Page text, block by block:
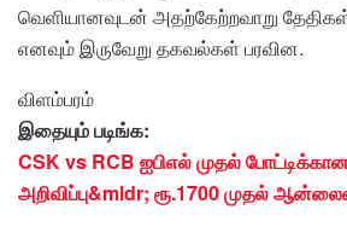
வெளியானவுடன் அதற்கேற்றவாறு
எனவும் இருவேறு தகவல்கள் பரவின.
விளம்பரம்
இதையும் படிங்க:
CSK vs RCB ஐபிஎல் முதல்
அறிவிப்பு&mldr; ரூ.1700 முதல்